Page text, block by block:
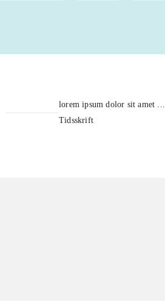
lorem ipsum dolor sit amet ...
Tidsskrift